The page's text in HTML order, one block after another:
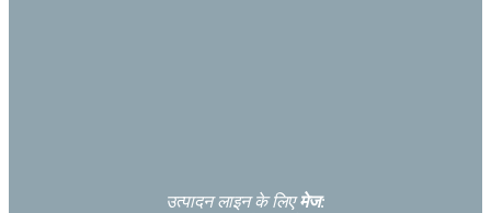
उत्पादन लाइन के लिएमेज: